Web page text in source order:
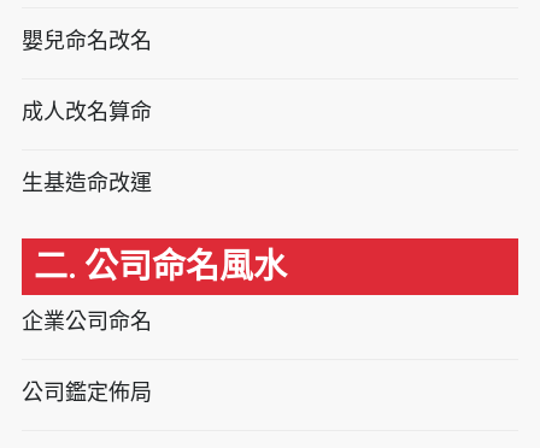
嬰兒命名改名
成人改名算命
生基造命改運
二. 公司命名風水
企業公司命名
公司鑑定佈局